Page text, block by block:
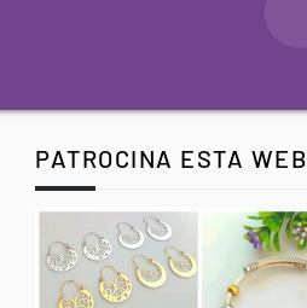
PATROCINA ESTA WEB